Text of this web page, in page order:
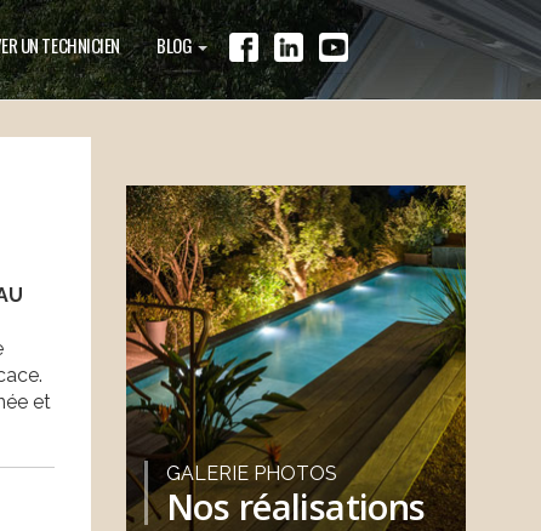
UN TECHNICIEN BLOG
et
GALERIE PHOTOS
Nos réalisations